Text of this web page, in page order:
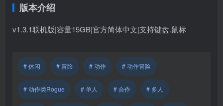
版本介绍
v1.3.1联机版|容量15GB|官方简体中文|支持键盘.鼠标
# 休闲 # 冒险 # 动作 # 动作冒险
# 动作类Rogue # 单人 # 合作 # 多人